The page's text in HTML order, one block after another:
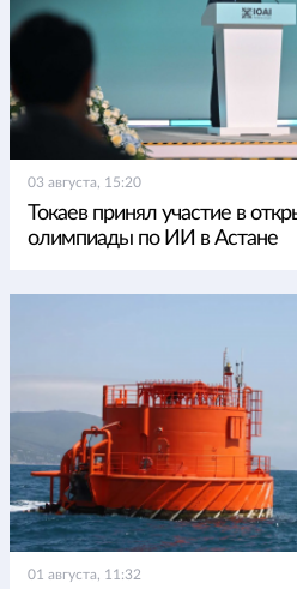
03 августа, 15:20
Токаев принял участие в
олимпиады по ИИ в Астане
01 августа, 11:32